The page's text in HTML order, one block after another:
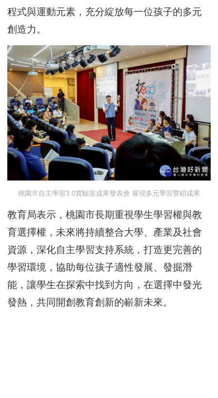
程式與運動元素，充分綻放每一位孩子的多元
創造力。
桃園市自主學習3.0實驗室成果發表會 展現多元學習豐碩成果
教育局表示，桃園市長期重視學生學習權與教
育選擇權，未來將持續整合大學、產業及社會
資源，深化自主學習支持系統，打造更完善的
學習環境，協助每位孩子適性發展、發掘潛
能，讓學生在探索中找到方向，在選擇中發光
發熱，共同開創教育創新的嶄新未來。